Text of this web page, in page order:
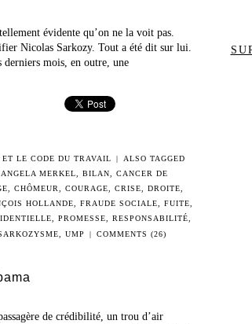
évidente qu’on ne la voit pas.
Nicolas Sarkozy. Tout a été dit sur lui.
derniers mois, en outre, une
LE CODE DU TRAVAIL |
ALSO TAGGED
ANGELA MERKEL BILAN
CANCER DE
CHÔMEUR COURAGE CRISE DROITE
HOLLANDE FRAUDE SOCIALE FUITE
PROMESSE RESPONSABILITÉ
UMP | COMMENTS (26)
de crédibilité, un trou d’air